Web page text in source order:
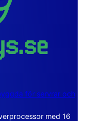
för servrar och
med 16